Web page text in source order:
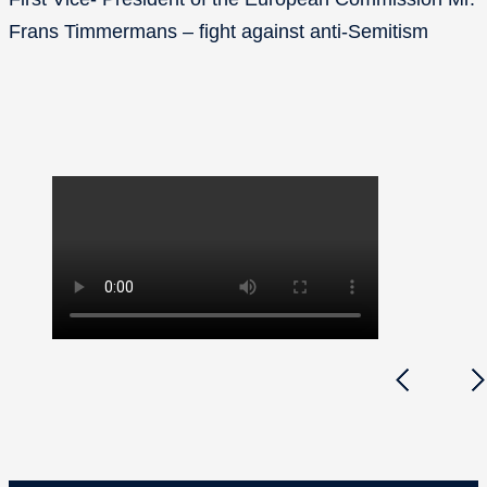
Frans Timmermans – fight against anti-Semitism